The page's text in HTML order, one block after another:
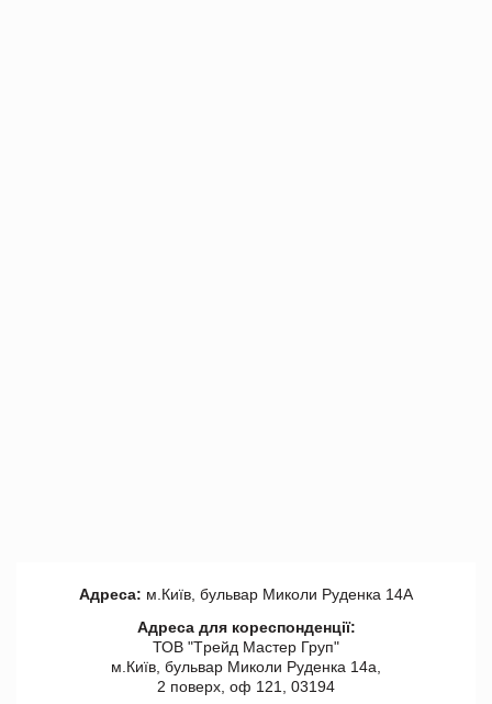
Адреса: м.Київ, бульвар Миколи Руденка 14А
Адреса для кореспонденції:
ТОВ "Tрейд Мастер Груп"
м.Київ, бульвар Миколи Руденка 14а,
2 поверх, оф 121, 03194